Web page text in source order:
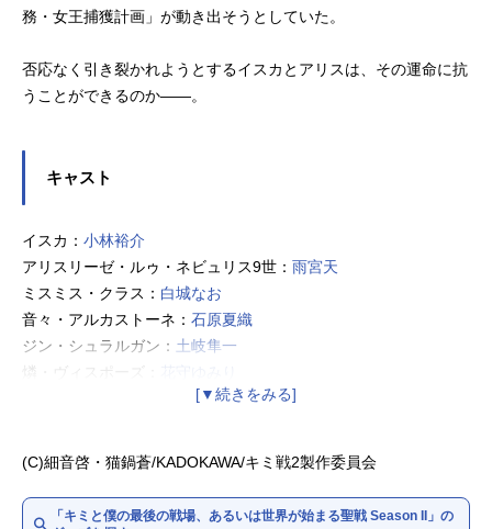
務・女王捕獲計画」が動き出そうとしていた。
否応なく引き裂かれようとするイスカとアリスは、その運命に抗
うことができるのか——。
キャスト
イスカ： 小林裕介
アリスリーゼ・ルゥ・ネビュリス9世： 雨宮天
ミスミス・クラス： 白城なお
音々・アルカストーネ： 石原夏織
ジン・シュラルガン： 土岐隼一
シスベル・ルゥ・ネビュリス9世：和氣あず未
ミラベア・ルゥ・ネビュリス8世：
久川綾
冥：富田美憂
(C)細音啓・猫鍋蒼/KADOKAWA/キミ戦2製作委員会
「キミと僕の最後の戦場、あるいは世界が始まる聖戦 Season II」の